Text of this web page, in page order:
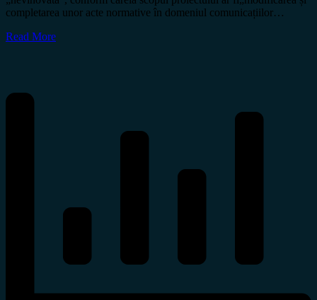
completarea unor acte normative în domeniul comunicațiilor…
Read More